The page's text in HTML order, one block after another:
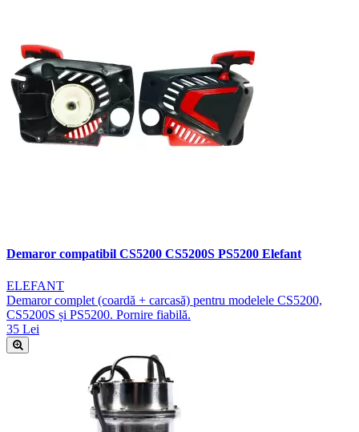
Demaror compatibil CS5200 CS5200S PS5200 Elefant
ELEFANT
Demaror complet (coardă + carcasă) pentru modelele CS5200,
CS5200S și PS5200. Pornire fiabilă.
35 Lei